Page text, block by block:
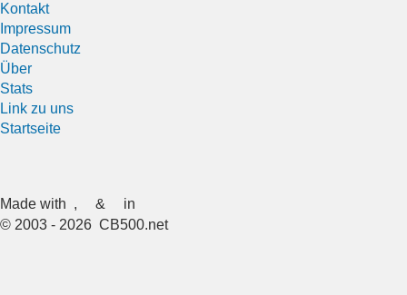
Kontakt
Impressum
Datenschutz
Über
Stats
Link zu uns
Startseite
Made with , &
in
© 2003 - 2026 CB500.net